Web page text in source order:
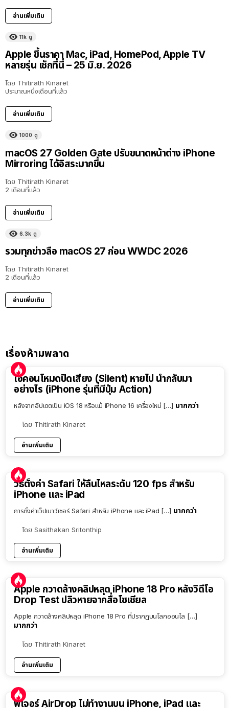
อ่านเพิ่มเติม
11k ดู
Apple ขึ้นราคา Mac, iPad, HomePod, Apple TV
หลายรุ่น เช็กที่นี่ – 25 มิ.ย. 2026
โดย Thitirath Kinaret
ประมาณหนึ่งเดือนที่แล้ว
อ่านเพิ่มเติม
1000 ดู
macOS 27 Golden Gate ปรับขนาดหน้าต่าง iPhone
Mirroring ได้อิสระมากขึ้น
โดย Thitirath Kinaret
2 เดือนที่แล้ว
อ่านเพิ่มเติม
6.3k ดู
รวมทุกข่าวลือ macOS 27 ก่อน WWDC 2026
โดย Thitirath Kinaret
2 เดือนที่แล้ว
อ่านเพิ่มเติม
เรื่องห้ามพลาด
ไอคอนโหมดปิดเสียง (Silent) หายไป นำกลับมา
อย่างไร (iPhone รุ่นที่มีปุ่ม Action)
หลังจากอัปเดตเป็น iOS 18 หรือแม้ iPhone 16 เครื่องใหม่ […] มากกว่า
โดย Thitirath Kinaret
อ่านเพิ่มเติม
วิธีตั้งค่า Safari ให้ลื่นไหลระดับ 120 fps สำหรับ
iPhone และ iPad
การตั้งค่าเว็ปเบาว์เซอร์ Safari สำหรับ iPhone และ iPad […] มากกว่า
โดย Sasithakan Sritonthip
อ่านเพิ่มเติม
Apple กวาดล้างคลิปหลุด iPhone 18 Pro หลังวิดีโอ
Drop Test ปลิวหายจากสื่อโซเชียล
Apple กวาดล้างคลิปหลุด iPhone 18 Pro ที่ปรากฏบนโลกออนไล […]
มากกว่า
โดย Thitirath Kinaret
อ่านเพิ่มเติม
ฟีเจอร์ AirDrop ไม่ทำงานบน iPhone, iPad และ